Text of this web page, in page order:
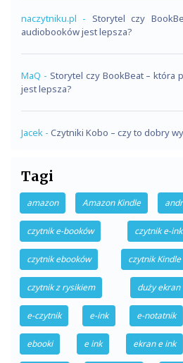
naczytniku.pl - Storytel czy
audiobooków jest lepsza?
MaQ - Storytel czy BookBeat – która
jest lepsza?
Jacek - Czytniki Kobo – czy to dobry
Tagi
amazon Amazon Kindle
czytnik e-booków czytnik e-ink
czytnik ebooków czytnik Kindle
czytnik z rysikiem duży ekran
e-czytnik e-ink e-notatnik
ebooki e ink ekran e ink